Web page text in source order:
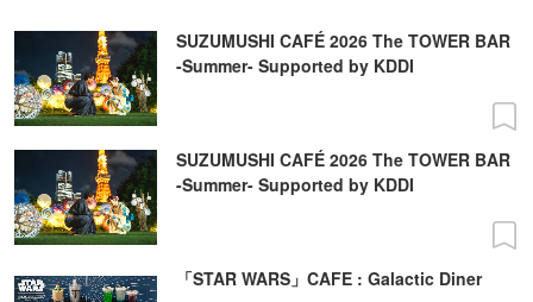
SUZUMUSHI CAFÉ 2026 The TOWER BAR
-Summer- Supported by KDDI
SUZUMUSHI CAFÉ 2026 The TOWER BAR
-Summer- Supported by KDDI
「STAR WARS」CAFE : Galactic Diner